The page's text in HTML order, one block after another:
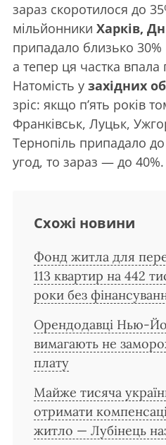
зараз скоротилося до
мільйонники Харків,
припадало близько 30%
а тепер ця частка
Натомість у західних
зріс: якщо п’ять років
Франківськ, Луцьк,
Тернопіль припадало до
угод, то зараз — до 40%.
Схожі новини
Фонд житла для
113 квартир на 442
роки без
Орендодавці Нью-
вимагають не
плату
Майже тисяча
отримати
житло — Лубінець